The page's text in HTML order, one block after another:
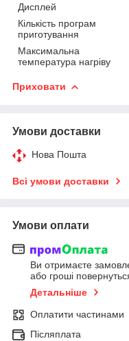
Дисплей
Кількість програм
приготування
Максимальна
температура нагріву
Приховати
Умови доставки
Нова Пошта
Всі умови доставки
Умови оплати
Ви отримаєте
або гроші
Детальніше
Оплатити частинами
Післяплата